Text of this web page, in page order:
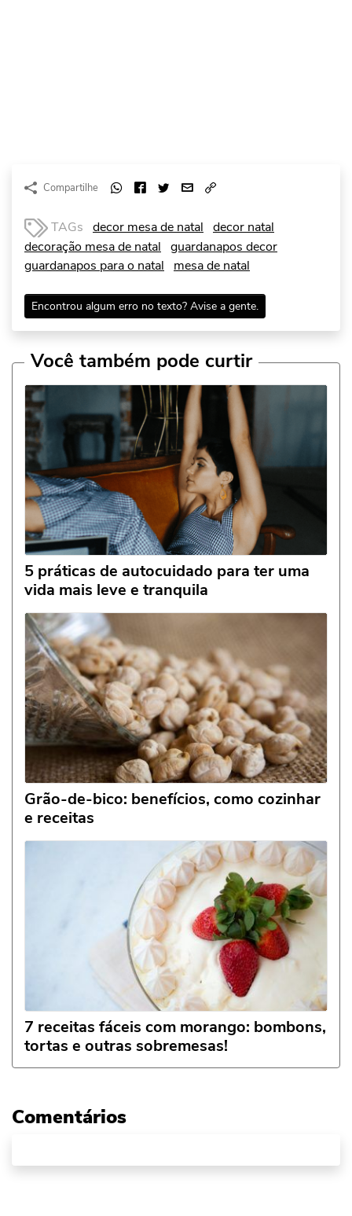
Compartilhe
TAGs decor mesa de natal decor natal
decoração mesa de natal guardanapos decor
guardanapos para o natal
mesa de natal
Encontrou algum erro no texto? Avise a gente.
Você também pode curtir
5 práticas de autocuidado para ter uma
vida mais leve e tranquila
Grão-de-bico: benefícios, como cozinhar
e receitas
7 receitas fáceis com morango: bombons,
tortas e outras sobremesas!
Comentários